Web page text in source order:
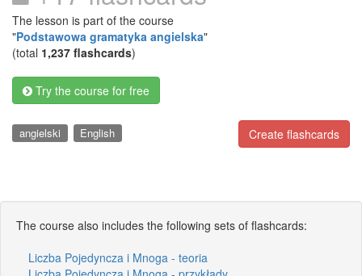
The lesson is part of the course
"Podstawowa gramatyka angielska"
(total 1,237 flashcards)
Try the course for free
Create flashcards
angielski English
The course also includes the following sets of flashcards:
Liczba Pojedyncza i Mnoga - teoria